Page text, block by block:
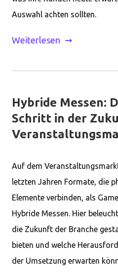
Auswahl achten sollten.
Weiterlesen
Hybride Messen:
Schritt in der
Auf dem
letzten Jahren Formate, die
Elemente verbinden, als
Hybride Messen. Hier
die Zukunft der Branche
bieten und welche
der Umsetzung erwarten